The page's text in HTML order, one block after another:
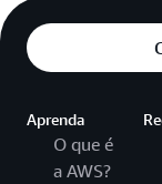
Aprenda
O que é
a AWS?